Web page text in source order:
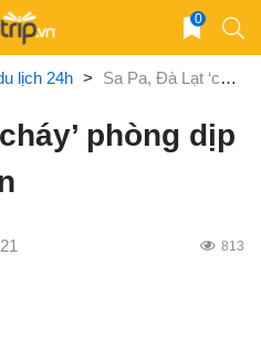
0
lịch 24h > Sa Pa, Đà Lạt ‘cháy’ phòng dịp Tết Nguyên đán
phòng dịp
813